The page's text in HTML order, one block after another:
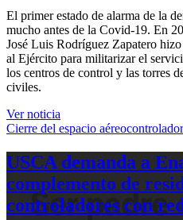
El primer estado de alarma de la
mucho antes de la Covid-19. En
José Luis Rodríguez Zapatero
al Ejército para militarizar el
los centros de control y las torres
civiles.
Ver noticia
Cierre del espacio aéreo
USCA demanda a
complemento de
controladores con